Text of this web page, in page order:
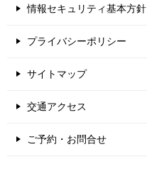
情報セキュリティ基本方針
プライバシーポリシー
サイトマップ
交通アクセス
ご予約・お問合せ